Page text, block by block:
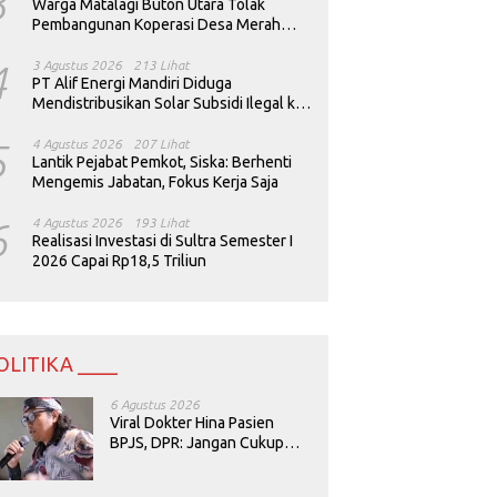
Warga Matalagi Buton Utara Tolak
Pembangunan Koperasi Desa Merah
3 Agustus 2026 213 Lihat
PT Alif Energi Mandiri Diduga
Mendistribusikan Solar Subsidi Ilegal ke
4 Agustus 2026 207 Lihat
Lantik Pejabat Pemkot, Siska: Berhenti
Mengemis Jabatan, Fokus Kerja Saja
4 Agustus 2026 193 Lihat
Realisasi Investasi di Sultra Semester I
2026 Capai Rp18,5 Triliun
____
6 Agustus 2026
Viral Dokter Hina Pasien
BPJS, DPR: Jangan Cukup